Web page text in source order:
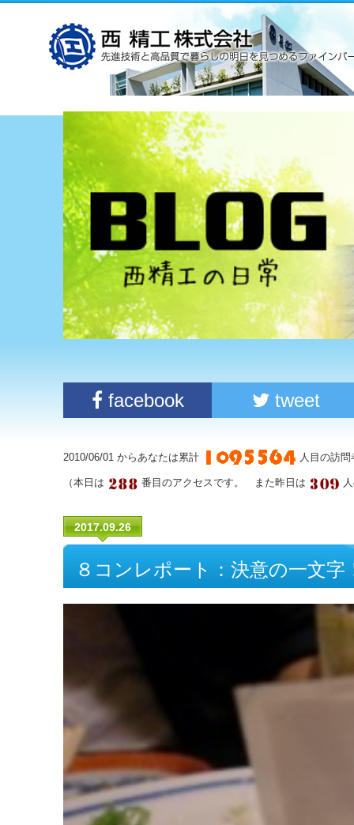
facebook tweet
2010/06/01 からあなたは累計 人目の訪
（本日は 番目のアクセスです。 また昨日は
2017.09.26
８コンレポート：決意の一文